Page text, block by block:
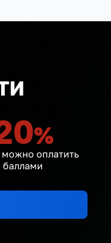
%
оплатить
баллами